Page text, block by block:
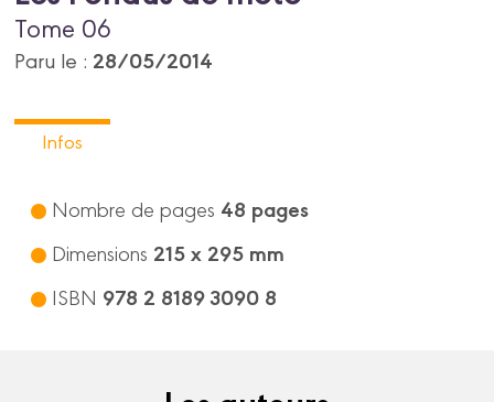
Tome 06
Paru le : 28/05/2014
Infos
Nombre de pages 48 pages
Dimensions 215 x 295 mm
ISBN 978 2 8189 3090 8